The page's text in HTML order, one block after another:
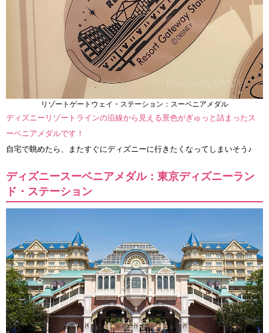
リゾートゲートウェイ・ステーション：スーベニアメダル
ディズニーリゾートラインの沿線から見える景色がぎゅっと詰まったス
ーベニアメダルです！
自宅で眺めたら、またすぐにディズニーに行きたくなってしまいそう♪
ディズニースーベニアメダル：東京ディズニーラン
ド・ステーション